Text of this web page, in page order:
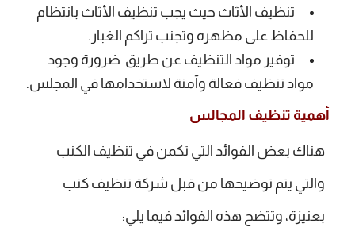
تنظيف الأثاث حيث يجب تنظيف الأثاث بانتظام
للحفاظ على مظهره وتجنب تراكم الغبار.
توفير مواد التنظيف عن طريق ضرورة وجود
مواد تنظيف فعالة وآمنة لاستخدامها في المجلس.
أهمية تنظيف المجالس
هناك بعض الفوائد التي تكمن في تنظيف الكنب
والتي يتم توضيحها من قبل شركة تنظيف كنب
بعنيزة، وتتضح هذه الفوائد فيما يلي: